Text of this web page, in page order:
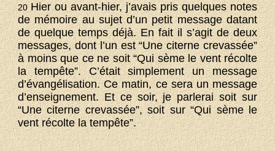
20Hier ou avant-hier, j’avais pris quelques notes
de mémoire au sujet d’un petit message datant
de quelque temps déjà. En fait il s’agit de deux
messages, dont l’un est “Une citerne crevassée”
à moins que ce ne soit “Qui sème le vent récolte
la tempête”. C’était simplement un message
d’évangélisation. Ce matin, ce sera un message
d’enseignement. Et ce soir, je parlerai soit sur
“Une citerne crevassée”, soit sur “Qui sème le
vent récolte la tempête”.